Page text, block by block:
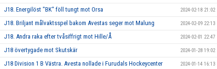
J18. Energilöst "BK" föll tungt mot Orsa 2024-02-18 21:02
J18. Briljant målvaktsspel bakom Avestas seger mot Malung 2024-02-09 22:13
J18. Andra raka efter tvåsiffrigt mot Hille/Å 2024-02-01 22:47
J18 övertygade mot Skutskär 2024-01-28 19:02
J18 Division 1 B Västra. Avesta nollade i Furudals Hockeycenter 2024-01-14 16:13